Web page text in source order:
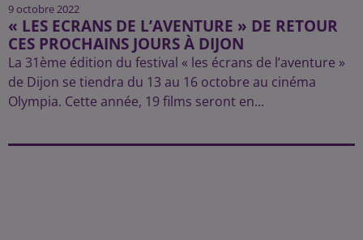
9 octobre 2022
« LES ECRANS DE L’AVENTURE » DE RETOUR
CES PROCHAINS JOURS À DIJON
La 31ème édition du festival « les écrans de l’aventure »
de Dijon se tiendra du 13 au 16 octobre au cinéma
Olympia. Cette année, 19 films seront en...